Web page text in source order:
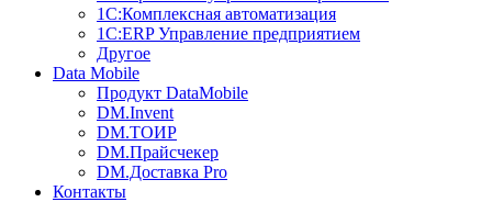
1С:Комплексная автоматизация
1С:ERP Управление предприятием
Другое
Data Mobile
Продукт DataMobile
DM.Invent
DM.ТОИР
DM.Прайсчекер
DM.Доставка Pro
Контакты